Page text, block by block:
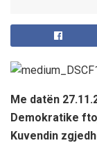
Me datën
Demokratike
Kuvendin